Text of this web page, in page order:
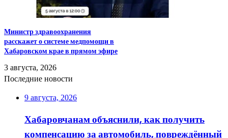
Министр здравоохранения
расскажет о системе медпомощи в
Хабаровском крае в прямом эфире
3 августа, 2026
Последние новости
9 августа, 2026
Хабаровчанам объяснили, как получить
компенсацию за автомобиль, повреждённый